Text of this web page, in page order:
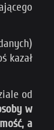
kazał
od
w
a